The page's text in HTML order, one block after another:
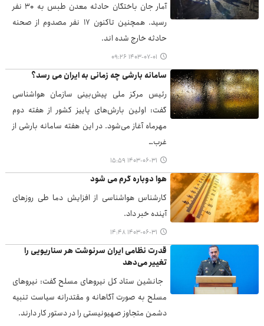
آمار جان باختگان حادثه معدن طبس به ۳۰ نفر
رسید. همچنین تاکنون ۱۷ نفر مصدوم از صحنه
حادثه خارج شده اند.
۱۴۰۳-۰۷-۰۱ ۰۹:۲۶
سامانه بارشی چه زمانی به ایران می رسد؟
رئیس مرکز ملی پیش‌بینی سازمان هواشناسی
گفت: اولین بارش‌های پاییز کشور از هفته دوم
مهرماه آغاز می‌شود. در این هفته سامانه بارشی از
غرب…
۱۴۰۳-۰۶-۳۱ ۱۵:۵۹
هوا دوباره گرم می شود
کارشناس هواشناسی از افزایش دما طی روزهای
آینده خبر داد.
۱۴۰۳-۰۶-۳۱ ۱۴:۴۸
قدرت نظامی ایران سرنوشت هر سناریویی را
تغییر می‌دهد
جانشین ستاد کل نیروهای مسلح گفت: نیروهای
مسلح به صورت آگاهانه و مقتدرانه سیاست تنبیه
دشمن متجاوز صهیونیستی را در دستور کار دارند.